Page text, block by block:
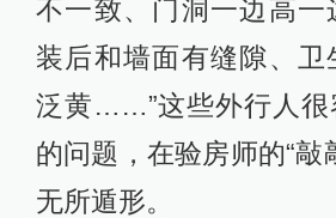
不一致、门洞一边高一
装后和墙面有缝隙、卫
泛黄……”这些外行人很
的问题，在验房师的“敲
无所遁形。